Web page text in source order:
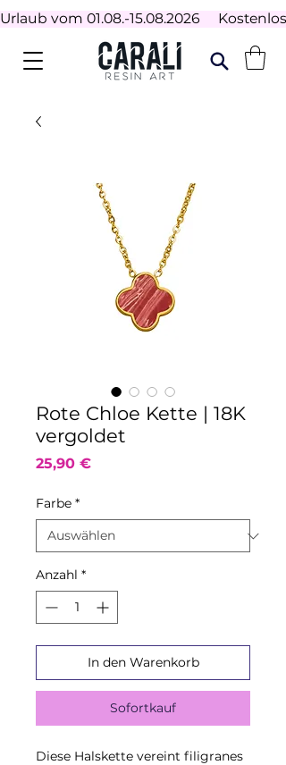
Urlaub vom 01.08.-15.08.2026
Rote Chloe Kette | 18K
vergoldet
25,90 €Preis
Farbe *
Anzahl *
In den Warenkorb
Sofortkauf
Diese Halskette vereint filigranes